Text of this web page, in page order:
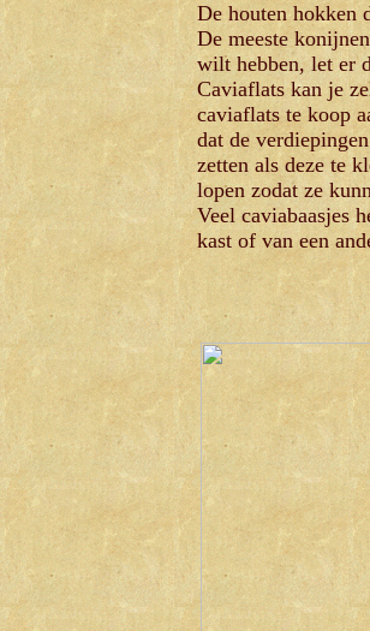
De houten hokken
De meeste
wilt hebben, let er
Caviaflats kan je
caviaflats te koop
dat de
zetten als deze te
lopen zodat ze
Veel caviabaasjes
kast of van een